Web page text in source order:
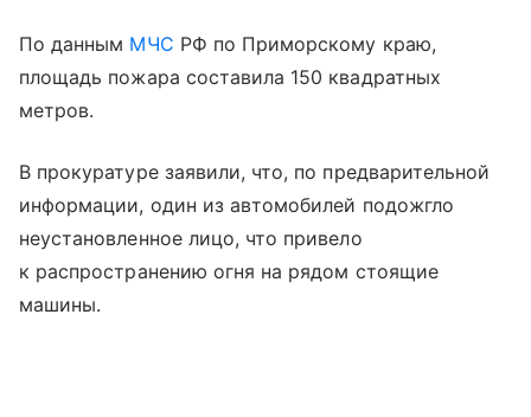
По данным МЧС РФ по Приморскому краю,
площадь пожара составила 150 квадратных
метров.
В прокуратуре заявили, что, по предварительной
информации, один из автомобилей подожгло
неустановленное лицо, что привело
к распространению огня на рядом стоящие
машины.